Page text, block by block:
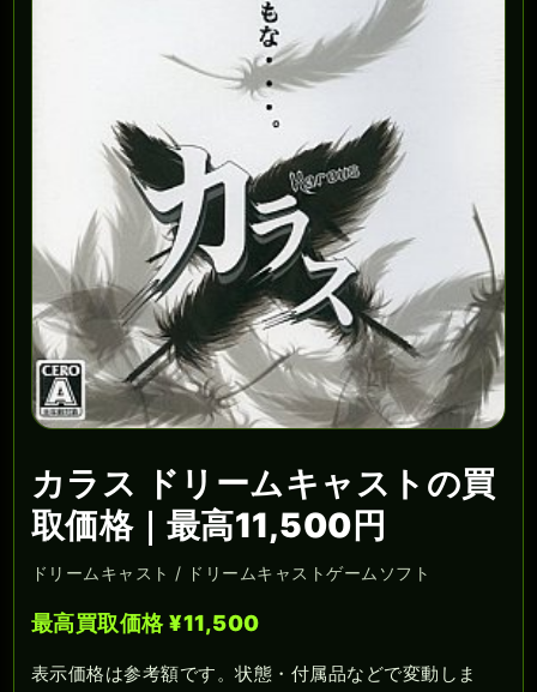
カラス ドリームキャストの買
取価格｜最高11,500円
ドリームキャスト / ドリームキャストゲームソフト
最高買取価格 ¥11,500
表示価格は参考額です。状態・付属品などで変動しま